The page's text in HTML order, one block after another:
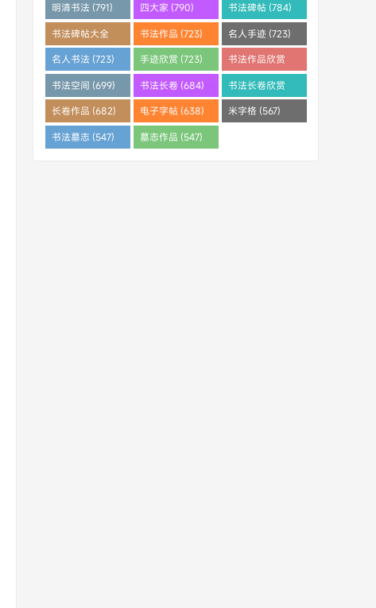
明清书法 (791) 四大家 (790) 书法碑帖 (784)
书法碑帖大全
(784)
书法作品 (723) 名人手迹 (723)
名人书法 (723) 手迹欣赏 (723)
书法作品欣赏
(710)
书法空间 (699) 书法长卷 (684)
书法长卷欣赏
(682)
长卷作品 (682) 电子字帖 (638) 米字格 (567)
书法墓志 (547) 墓志作品 (547)